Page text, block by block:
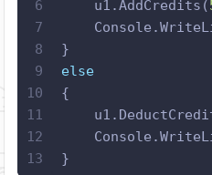
21
22
23
24
25
26
27
28
string
return
    }
    {
if (Credit
        {
6
7
8
9
10
11
12
13
    u1.AddCredits(
}
else
{
}